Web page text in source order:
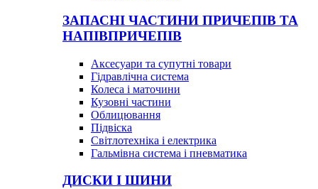
ЗАПАСНІ ЧАСТИНИ ПРИЧЕПІВ ТА
НАПІВПРИЧЕПІВ
Аксесуари та супутні товари
Гідравлічна система
Колеса і маточини
Кузовні частини
Облицювання
Підвіска
Світлотехніка і електрика
Гальмівна система і пневматика
ДИСКИ І ШИНИ